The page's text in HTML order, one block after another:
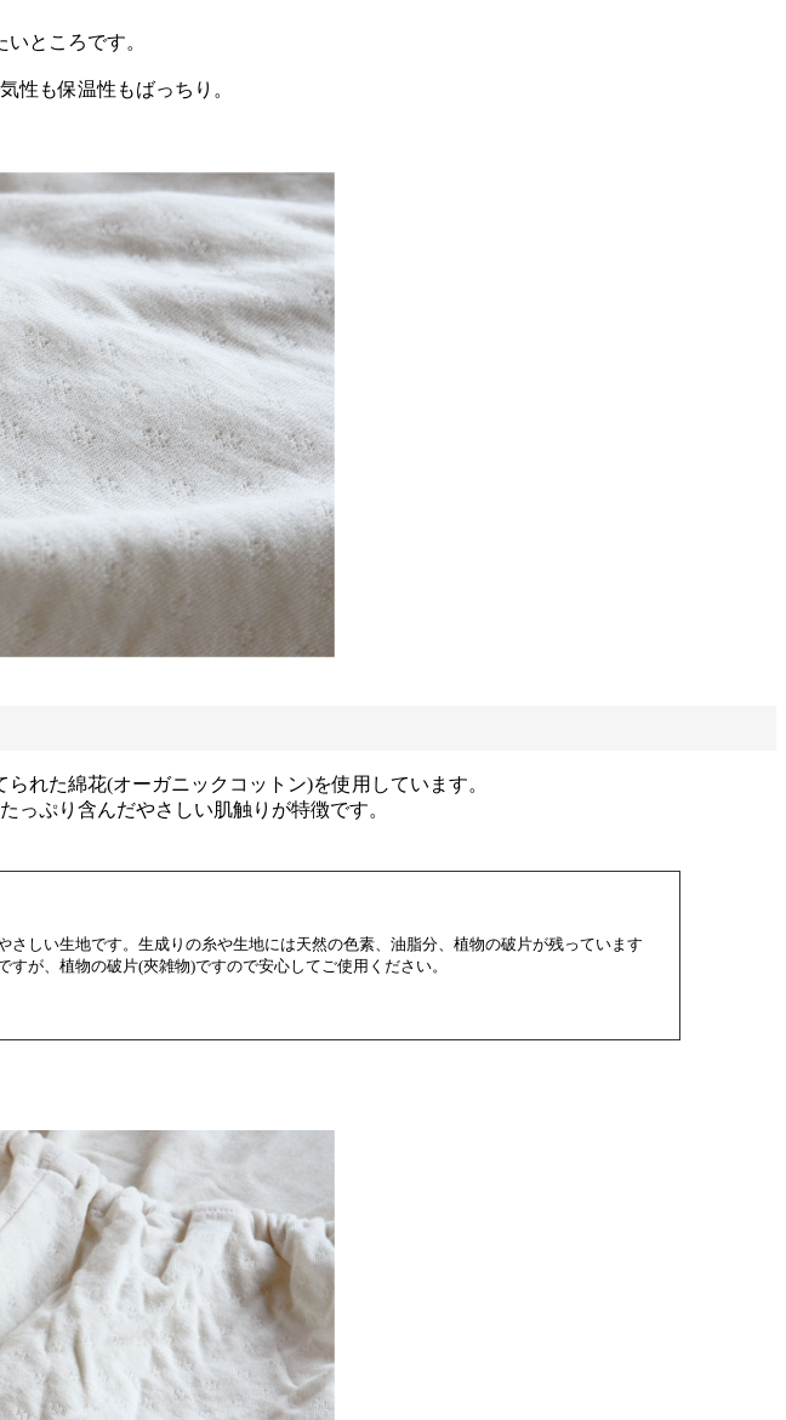
ところです。
性も保温性もばっちり。
れた綿花(オーガニックコットン)を使用しています。
っぷり含んだやさしい肌触りが特徴です。
しい生地です。生成りの糸や生地には天然の色素、油脂分、植物の破片が残っています
が、植物の破片(夾雑物)ですので安心してご使用ください。